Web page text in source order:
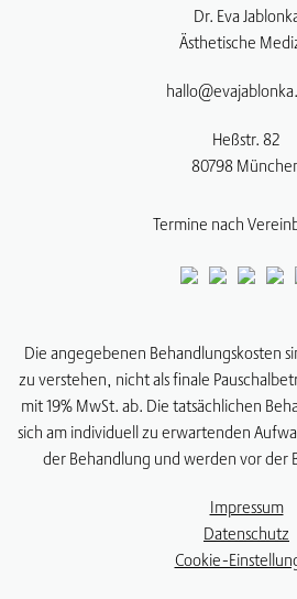
Dr. Eva
Ästhetische
Heßstr. 82
80798
Termine nach
Die angegebenen Behandlungskosten
zu verstehen, nicht als finale
mit 19% MwSt. ab. Die tatsächlichen
sich am individuell zu erwartenden
der Behandlung und werden vor der
Impressum
Datenschutz
Cookie-